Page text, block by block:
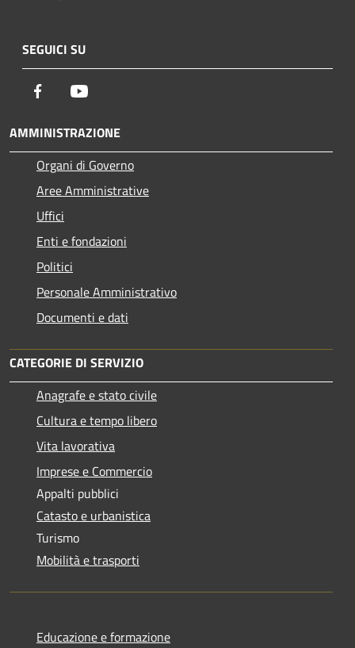
SEGUICI SU
Facebook
AMMINISTRAZIONE
Organi di Governo
Aree Amministrative
Uffici
Enti e fondazioni
Politici
Personale Amministrativo
Documenti e dati
CATEGORIE DI SERVIZIO
Anagrafe e stato civile
Cultura e tempo libero
Vita lavorativa
Imprese e Commercio
Appalti pubblici
Catasto e urbanistica
Turismo
Mobilità e trasporti
Educazione e formazione